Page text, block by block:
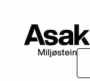
Tilbake til